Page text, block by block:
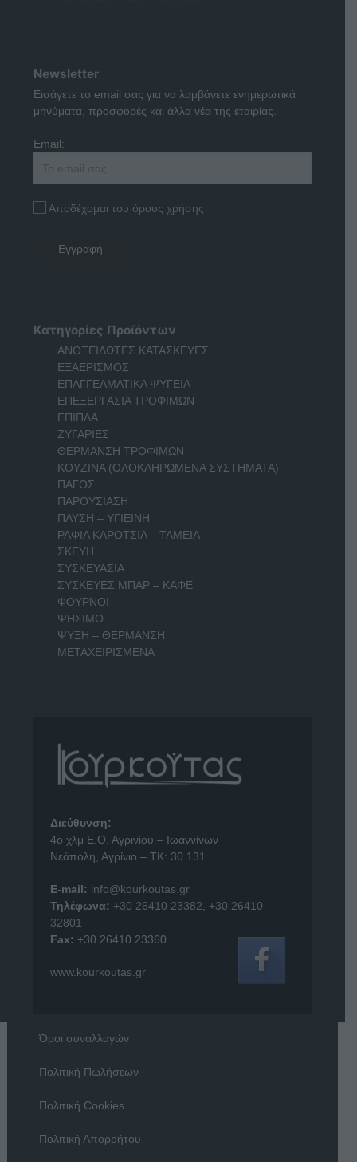
Newsletter
Εισάγετε το email σας για να λαμβάνετε ενημερωτικά
μηνύματα, προσφορές και άλλα νέα της εταιρίας.
Email:
Αποδέχομαι του όρους χρήσης
Κατηγορίες Προϊόντων
ΑΝΟΞΕΙΔΩΤΕΣ ΚΑΤΑΣΚΕΥΕΣ
ΕΞΑΕΡΙΣΜΟΣ
ΕΠΑΓΓΕΛΜΑΤΙΚΑ ΨΥΓΕΙΑ
ΕΠΕΞΕΡΓΑΣΙΑ ΤΡΟΦΙΜΩΝ
ΕΠΙΠΛΑ
ΖΥΓΑΡΙΕΣ
ΘΕΡΜΑΝΣΗ ΤΡΟΦΙΜΩΝ
ΚΟΥΖΙΝΑ (ΟΛΟΚΛΗΡΩΜΕΝΑ ΣΥΣΤΗΜΑΤΑ)
ΠΑΓΟΣ
ΠΑΡΟΥΣΙΑΣΗ
ΠΛΥΣΗ – ΥΓΙΕΙΝΗ
ΡΑΦΙΑ ΚΑΡΟΤΣΙΑ – ΤΑΜΕΙΑ
ΣΚΕΥΗ
ΣΥΣΚΕΥΑΣΙΑ
ΣΥΣΚΕΥΕΣ ΜΠΑΡ – ΚΑΦΕ
ΦΟΥΡΝΟΙ
ΨΗΣΙΜΟ
ΨΥΞΗ – ΘΕΡΜΑΝΣΗ
ΜΕΤΑΧΕΙΡΙΣΜΕΝΑ
Διεύθυνση:
4o χλμ Ε.Ο. Αγρινίου – Ιωαννίνων
Νεάπολη, Αγρίνιο – ΤΚ: 30 131
E-mail: info@kourkoutas.gr
Τηλέφωνα: +30 26410 23382
+30 26410
32801
Fax: +30 26410 23360
www.kourkoutas.gr
Όροι συναλλαγών
Πολιτική Πωλήσεων
Πολιτική Cookies
Πολιτική Απορρήτου